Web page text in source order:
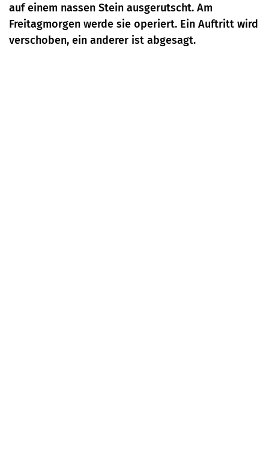
auf einem nassen Stein ausgerutscht. Am
Freitagmorgen werde sie operiert. Ein Auftritt wird
verschoben, ein anderer ist abgesagt.